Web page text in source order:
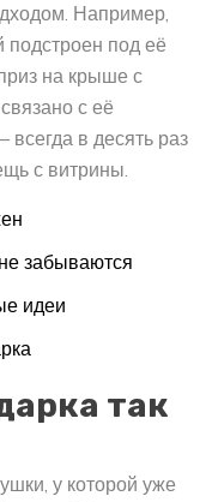
Например,
под её
на крыше с
с её
в десять раз
с витрины.
забываются
идеи
так
у которой уже